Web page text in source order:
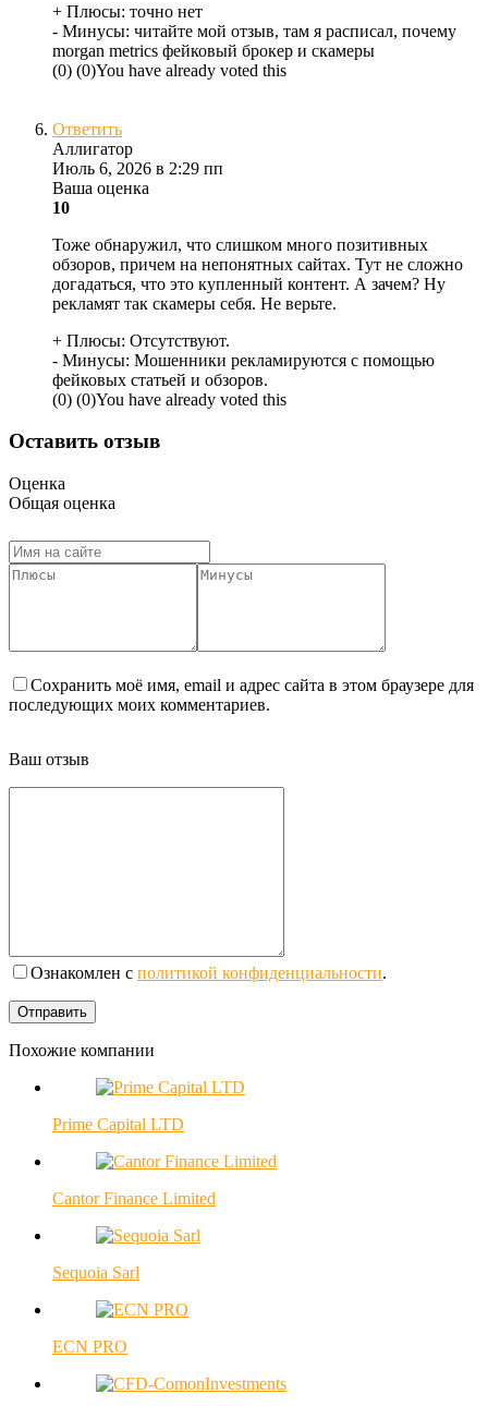
+ Плюсы: точно нет
- Минусы: читайте мой отзыв, там я расписал, почему
morgan metrics фейковый брокер и скамеры
(0) (0)You have already voted this
Ответить
Аллигатор
Июль 6, 2026 в 2:29 пп
Ваша оценка
10
Тоже обнаружил, что слишком много позитивных
обзоров, причем на непонятных сайтах. Тут не сложно
догадаться, что это купленный контент. А зачем? Ну
рекламят так скамеры себя. Не верьте.
+ Плюсы: Отсутствуют.
- Минусы: Мошенники рекламируются с помощью
фейковых статьей и обзоров.
(0) (0)You have already voted this
Оставить отзыв
Оценка
Общая оценка
Сохранить моё имя, email и адрес сайта в этом браузере для
последующих моих комментариев.
Ваш отзыв
Ознакомлен с политикой конфиденциальности.
Похожие компании
Prime Capital LTD
Cantor Finance Limited
Sequoia Sarl
ECN PRO